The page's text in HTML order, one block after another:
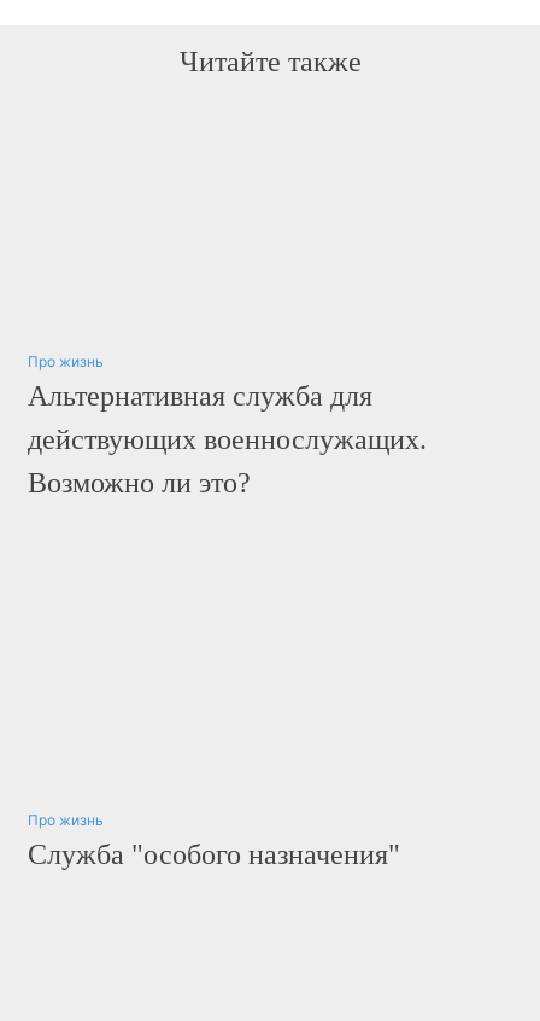
Читайте также
Про жизнь
Альтернативная служба для
действующих военнослужащих.
Возможно ли это?
Про жизнь
Служба "особого назначения"